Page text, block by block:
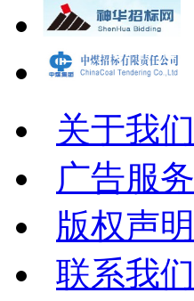
关于我们
广告服务
版权声明
联系我们